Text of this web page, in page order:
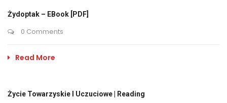
Żydoptak – EBook [PDF]
0 Comments
Read More
Życie Towarzyskie I Uczuciowe | Reading